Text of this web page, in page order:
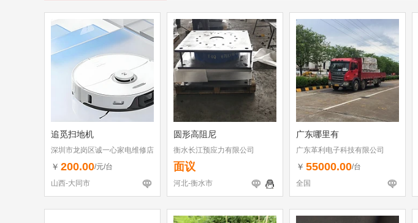
追觅扫地机
深圳市龙岗区诚一心家电维修店
（个体工商户）
￥ 200.00/元/台
山西-大同市
圆形高阻尼
衡水长江预应力有限公司
面议
河北-衡水市
广东哪里有
广东革利电子科技有限公司
￥ 55000.00/台
全国